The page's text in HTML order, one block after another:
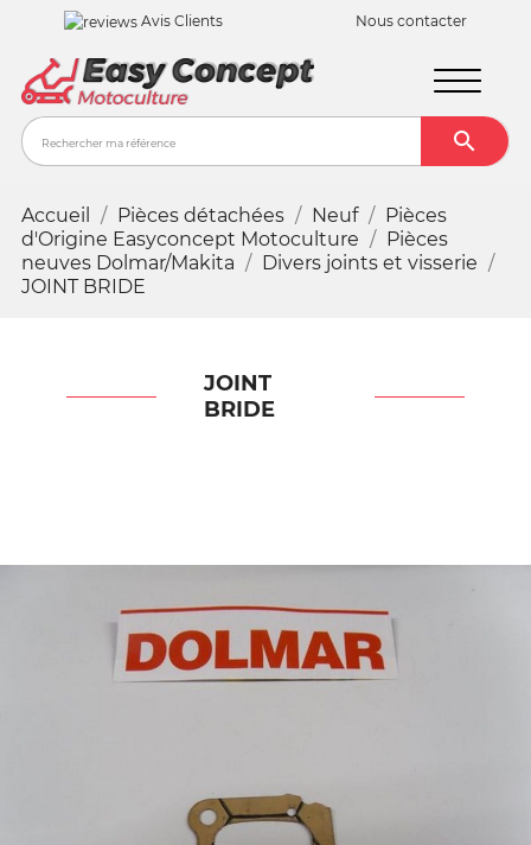
Avis Clients Nous contacter

Accueil Pièces détachées Neuf
Pièces
d'Origine Easyconcept Motoculture
Pièces
neuves Dolmar/Makita
Divers joints et visserie
JOINT BRIDE
JOINT
BRIDE